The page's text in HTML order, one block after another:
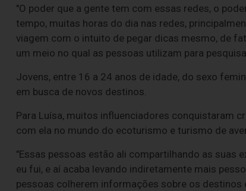
"O poder que a gente tem com essas redes, o
tempo, muitas horas do dia nas redes,
viagem com o intuito de pegar dicas mesmo, de
um meio no qual as pessoas utilizam para
Jovens, entre 16 a 24 anos de idade, do sexo
em busca de novos destinos.
Para Luísa, muitos influenciadores conquistaram
com ela no mundo do ecoturismo e turismo de
"Essas pessoas estão ali compartilhando as suas
eu fui, e aí acaba levando indiretamente mais
pessoas colherem informações sobre os destinos